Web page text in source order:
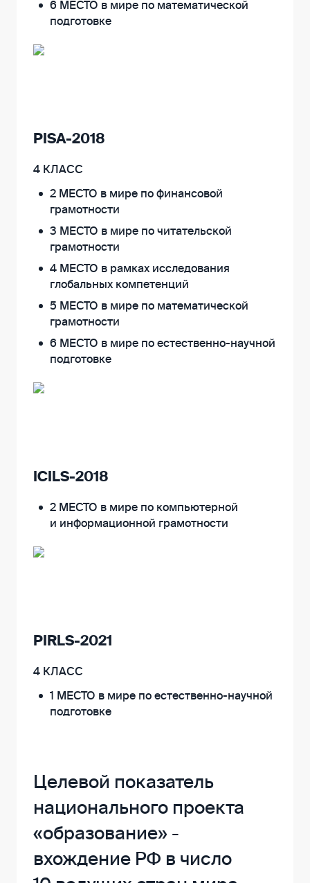
6 МЕСТО в мире по математической
подготовке
PISA-2018
4 КЛАСС
2 МЕСТО в мире по финансовой
грамотности
3 МЕСТО в мире по читательской
грамотности
4 МЕСТО в рамках исследования
глобальных компетенций
5 МЕСТО в мире по математической
грамотности
6 МЕСТО в мире по естественно-научной
подготовке
ICILS-2018
2 МЕСТО в мире по компьютерной
и информационной грамотности
PIRLS-2021
4 КЛАСС
1 МЕСТО в мире по естественно-научной
подготовке
Целевой показатель
национального проекта
«образование» -
вхождение РФ в число